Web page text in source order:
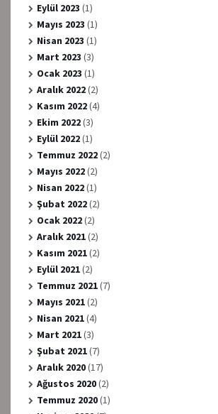
Eylül 2023 (1)
Mayıs 2023 (1)
Nisan 2023 (1)
Mart 2023 (3)
Ocak 2023 (1)
Aralık 2022(2)
Kasım 2022(4)
Ekim 2022(3)
Eylül 2022(1)
Temmuz 2022(2)
Mayıs 2022(2)
Nisan 2022(1)
Şubat 2022(2)
Ocak 2022(2)
Aralık 2021(2)
Kasım 2021(2)
Eylül 2021(2)
Temmuz 2021(7)
Mayıs 2021(2)
Nisan 2021(4)
Mart 2021(3)
Şubat 2021(7)
Aralık 2020(17)
Ağustos 2020(2)
Temmuz 2020(1)